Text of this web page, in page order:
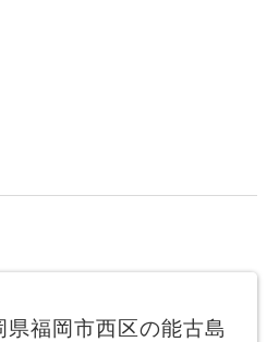
福岡市西区の能古島